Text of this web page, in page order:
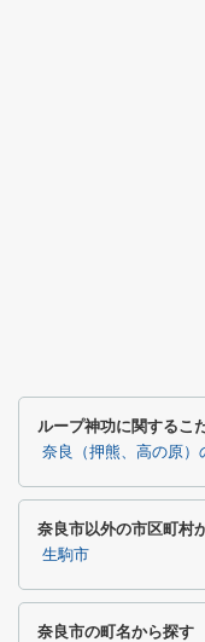
ループ神功に関するこ
奈良（押熊、高の原）
奈良市以外の市区町村
生駒市
奈良市の町名から探す